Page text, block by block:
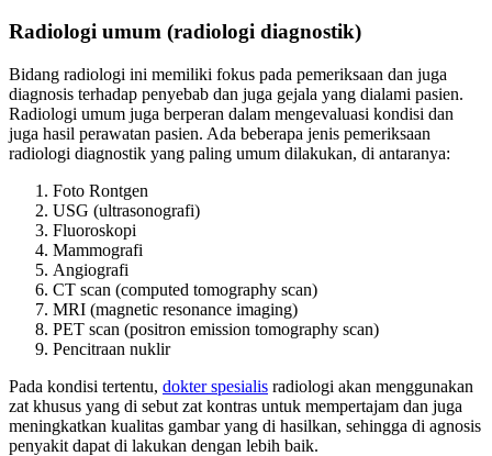
Radiologi umum (radiologi diagnostik)
Bidang radiologi ini memiliki fokus pada pemeriksaan dan juga
diagnosis terhadap penyebab dan juga gejala yang dialami pasien.
Radiologi umum juga berperan dalam mengevaluasi kondisi dan
juga hasil perawatan pasien. Ada beberapa jenis pemeriksaan
radiologi diagnostik yang paling umum dilakukan, di antaranya:
Foto Rontgen
USG (ultrasonografi)
Fluoroskopi
Mammografi
Angiografi
CT scan (computed tomography scan)
MRI (magnetic resonance imaging)
PET scan (positron emission tomography scan)
Pencitraan nuklir
Pada kondisi tertentu, dokter spesialis radiologi akan menggunakan
zat khusus yang di sebut zat kontras untuk mempertajam dan juga
meningkatkan kualitas gambar yang di hasilkan, sehingga di agnosis
penyakit dapat di lakukan dengan lebih baik.